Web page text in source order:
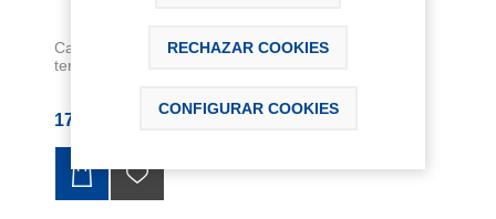
Cartucho RT-9. Validos para las series de griferÍa
termostática de Roca PANAMA-T
177,87 € IVA Inc.
RECHAZAR COOKIES
CONFIGURAR COOKIES